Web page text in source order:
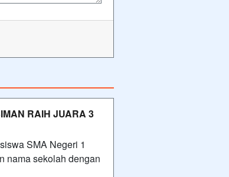
RAIH JUARA 3
SMA Negeri 1
nama sekolah dengan